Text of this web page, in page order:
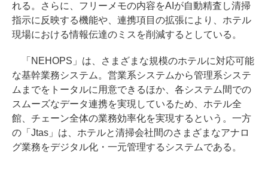
れる。さらに、フリーメモの内容をAIが自動精査し清掃
指示に反映する機能や、連携項目の拡張により、ホテル
現場における情報伝達のミスを削減するとしている。
「NEHOPS」は、さまざまな規模のホテルに対応可能
な基幹業務システム。営業系システムから管理系システ
ムまでをトータルに用意できるほか、各システム間での
スムーズなデータ連携を実現しているため、ホテル全
館、チェーン全体の業務効率化を実現するという。一方
の「Jtas」は、ホテルと清掃会社間のさまざまなアナロ
グ業務をデジタル化・一元管理するシステムである。